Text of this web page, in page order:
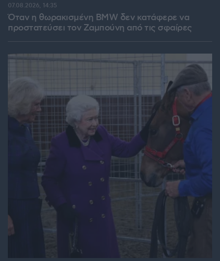
Όταν η θωρακισμένη BMW δεν κατάφερε να
προστατεύσει τον Ζαμπούνη από τις σφαίρες
07.08.2026, 14:35